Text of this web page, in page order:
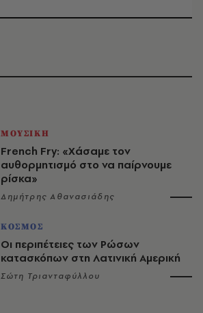
ΜΟΥΣΙΚΗ
French Fry: «Χάσαμε τον
αυθορμητισμό στο να παίρνουμε
ρίσκα»
Δημήτρης Αθανασιάδης
ΚΟΣΜΟΣ
Οι περιπέτειες των Ρώσων
κατασκόπων στη Λατινική Αμερική
Σώτη Τριανταφύλλου